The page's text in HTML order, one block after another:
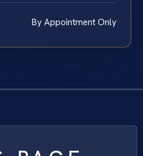
By Appointment Only